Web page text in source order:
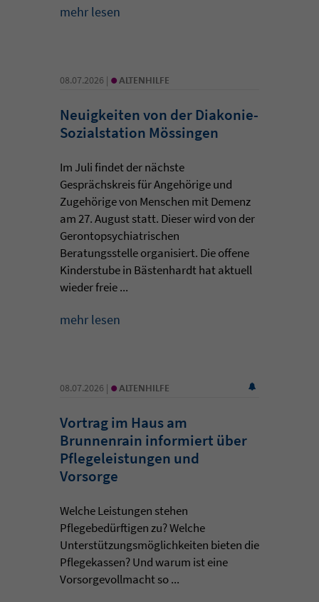
mehr lesen
08.07.2026 | • ALTENHILFE
Neuigkeiten von der Diakonie-
Sozialstation Mössingen
Im Juli findet der nächste
Gesprächskreis für Angehörige und
Zugehörige von Menschen mit Demenz
am 27. August statt. Dieser wird von der
Gerontopsychiatrischen
Beratungsstelle organisiert. Die offene
Kinderstube in Bästenhardt hat aktuell
wieder freie ...
mehr lesen
08.07.2026 | • ALTENHILFE
Vortrag im Haus am
Brunnenrain informiert über
Pflegeleistungen und
Vorsorge
Welche Leistungen stehen
Pflegebedürftigen zu? Welche
Unterstützungsmöglichkeiten bieten die
Pflegekassen? Und warum ist eine
Vorsorgevollmacht so ...